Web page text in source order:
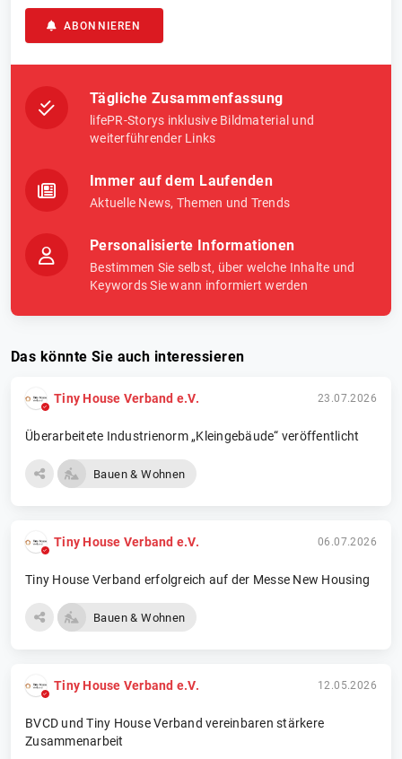
ABONNIEREN
Tägliche Zusammenfassung
lifePR-Storys inklusive Bildmaterial und
weiterführender Links
Immer auf dem Laufenden
Aktuelle News, Themen und Trends
Personalisierte Informationen
Bestimmen Sie selbst, über welche Inhalte und
Keywords Sie wann informiert werden
Das könnte Sie auch interessieren
Tiny House Verband e.V. 23.07.2026
Überarbeitete Industrienorm „Kleingebäude“ veröffentlicht
Bauen & Wohnen
Tiny House Verband e.V. 06.07.2026
Tiny House Verband erfolgreich auf der Messe New Housing
Bauen & Wohnen
Tiny House Verband e.V. 12.05.2026
BVCD und Tiny House Verband vereinbaren stärkere
Zusammenarbeit